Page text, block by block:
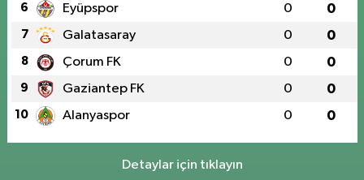
6 Eyüpspor 0 0
7 Galatasaray 0 0
8 Çorum FK 0 0
9 Gaziantep FK 0 0
10 Alanyaspor 0 0
Detaylar için tıklayın